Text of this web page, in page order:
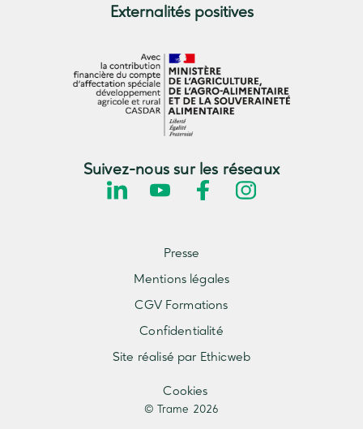
QUALAINOV
PPR AURA 2022-2027
CAPSAGRI
RECOLTERA
producteurs accessibles aux publics
Externalités positives
Suivez-nous sur les réseaux
© Trame 2026
Cookies
Presse
Mentions légales
CGV Formations
Confidentialité
Site réalisé par Ethicweb